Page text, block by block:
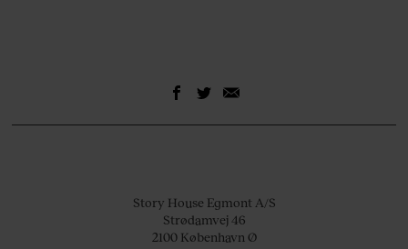
Story House Egmont A/S
Strødamvej 46
2100 København Ø